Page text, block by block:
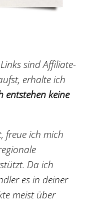
sind Affiliate-
erhalte ich
entstehen keine
freue ich mich
Da ich
es in deiner
meist über